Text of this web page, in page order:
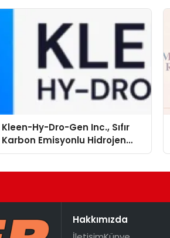
Kleen-Hy-Dro-Gen Inc., Sıfır
Karbon Emisyonlu Hidrojen
Isıtma Teknolojisinde ISO ve
Hakkımızda